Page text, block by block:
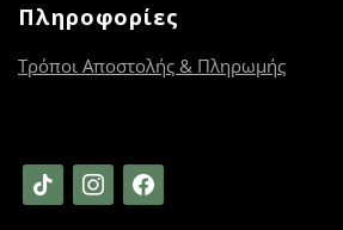
Πληροφορίες
Τρόποι Αποστολής & Πληρωμής
tiktok instagramfacebook